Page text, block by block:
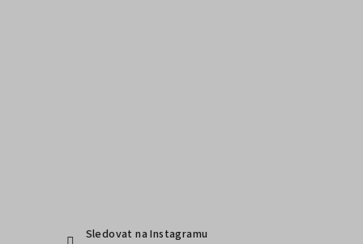
Sledovat na Instagramu